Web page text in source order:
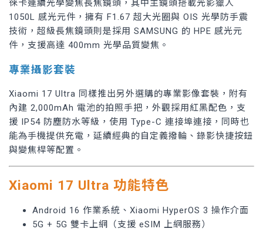
徠卡連續光學變焦長焦鏡頭，其中主鏡頭搭載光影獵人
1050L 感光元件，擁有 F1.67 超大光圈與 OIS 光學防手震
技術，超級長焦鏡頭則是採用 SAMSUNG 的 HPE 感光元
件，支援高達 400mm 光學品質變焦。
專業攝影套裝
Xiaomi 17 Ultra 同樣推出另外選購的專業影像套裝，附有
內建 2,000mAh 電池的拍照手把，外觀採用紅黑配色，支
援 IP54 防塵防水等級，使用 Type-C 連接埠連接，同時也
能為手機提供充電，延續經典的自定義撥輪、錄影快捷按鈕
與變焦桿等配置。
Xiaomi 17 Ultra 功能特色
Android 16 作業系統、Xiaomi HyperOS 3 操作介面
5G + 5G 雙卡上網（支援 eSIM 上網服務）